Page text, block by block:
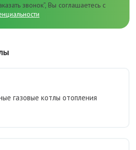
звонок”, Вы соглашаетесь с
газовые котлы отопления